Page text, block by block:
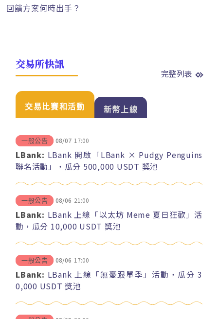
回饋方案何時出手？
交易所快訊
完整列表
交易比賽和活動 新幣上線
一般公告 08/07 17:00
LBank: LBank 開啟「LBank × Pudgy Penguins
聯名活動」，瓜分 500,000 USDT 獎池
一般公告 08/06 21:00
LBank: LBank 上線「以太坊 Meme 夏日狂歡」活
動，瓜分 10,000 USDT 獎池
一般公告 08/06 17:00
LBank: LBank 上線「無憂跟單季」活動，瓜分 3
0,000 USDT 獎池